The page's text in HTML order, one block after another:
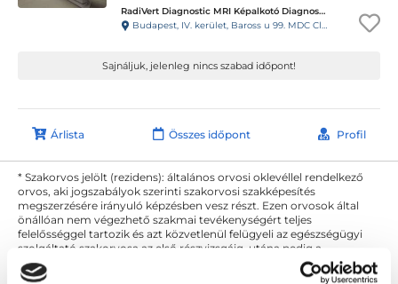
RadiVert Diagnostic MRI Képalkotó Diagnosztikai Központ
Budapest, IV. kerület, Baross u 99. MDC Clinic Egészségügyi és Diagnosztikai Center
Sajnáljuk, jelenleg nincs szabad időpont!
Árlista Összes időpont Profil
* Szakorvos jelölt (rezidens): általános orvosi oklevéllel rendelkező
orvos, aki jogszabályok szerinti szakorvosi szakképesítés
megszerzésére irányuló képzésben vesz részt. Ezen orvosok által
önállóan nem végezhető szakmai tevékenységért teljes
felelősséggel tartozik és azt közvetlenül felügyeli az egészségügyi
szolgáltató szakorvosa az első részvizsgáig, utána pedig a
szakorvosjelölt önállóan láthat el feladatokat. A foglaljorvost.hu
felelősségét kizárja esetleges névazonosságért bármely szakorvos